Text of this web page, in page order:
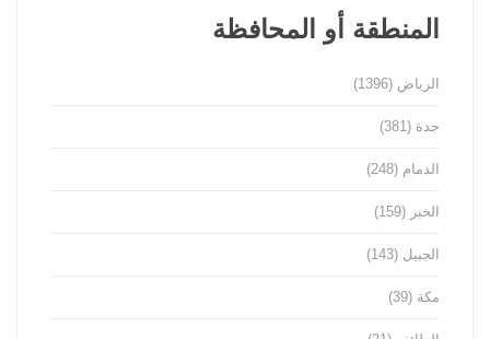
المنطقة أو المحافظة
الرياض (1396)
جدة (381)
الدمام (248)
الخبر (159)
الجبيل (143)
مكة (39)